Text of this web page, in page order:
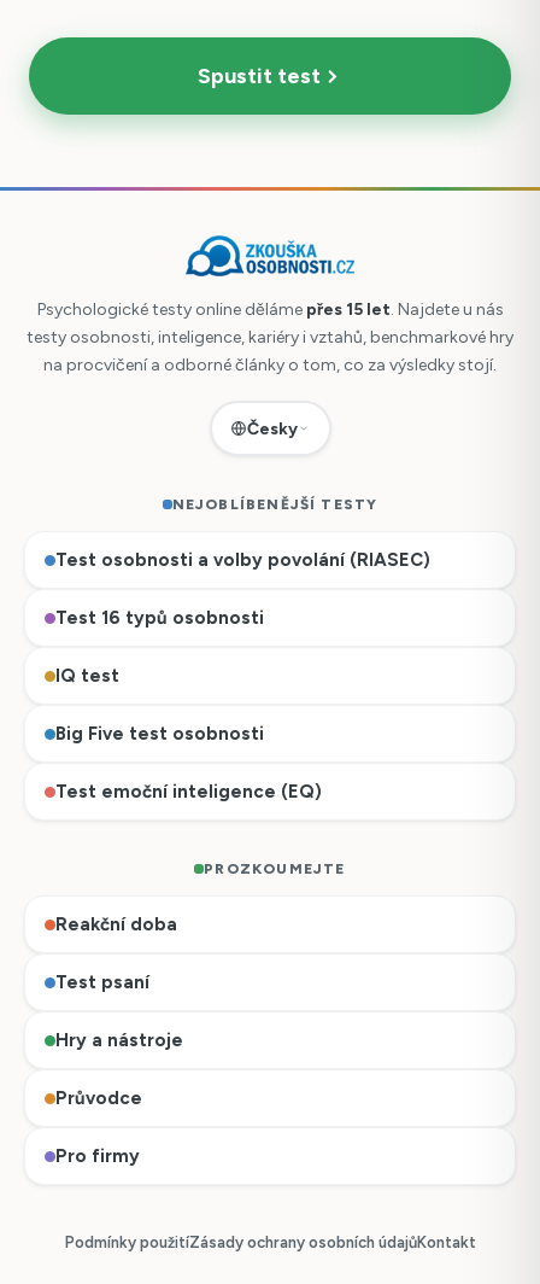
Spustit test
Psychologické testy online děláme přes 15 let. Najdete u nás
testy osobnosti, inteligence, kariéry i vztahů, benchmarkové hry
na procvičení a odborné články o tom, co za výsledky stojí.
Česky
NEJOBLÍBENĚJŠÍ TESTY
Test osobnosti a volby povolání (RIASEC)
Test 16 typů osobnosti
IQ test
Big Five test osobnosti
Test emoční inteligence (EQ)
PROZKOUMEJTE
Reakční doba
Test psaní
Hry a nástroje
Průvodce
Pro firmy
Podmínky použitíZásady ochrany osobních údajůKontakt